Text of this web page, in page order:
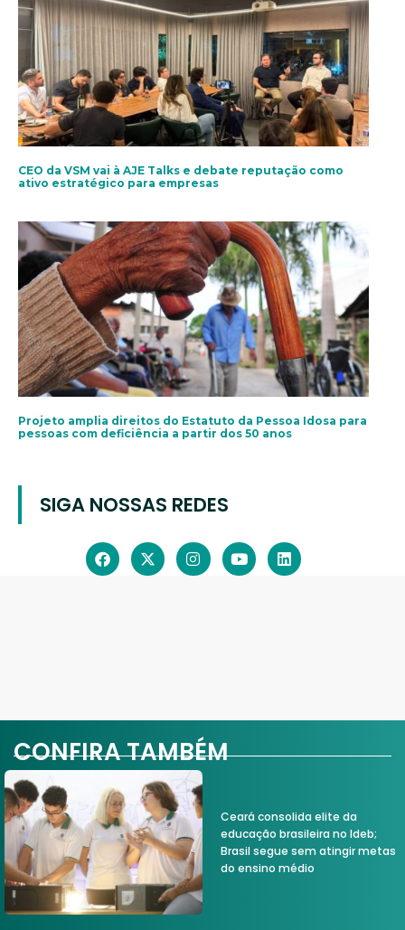
CEO da VSM vai à AJE Talks e debate reputação como
ativo estratégico para empresas
Projeto amplia direitos do Estatuto da Pessoa Idosa para
pessoas com deficiência a partir dos 50 anos
SIGA NOSSAS REDES
CONFIRA TAMBÉM
Ceará consolida elite da
educação brasileira no Ideb;
Brasil segue sem atingir metas
do ensino médio